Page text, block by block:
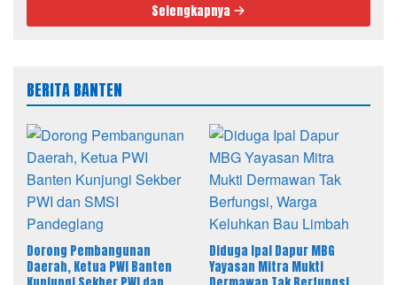
Selengkapnya
BERITA BANTEN
Dorong Pembangunan
Daerah, Ketua PWI Banten
Diduga Ipal Dapur MBG
Yayasan Mitra Mukti